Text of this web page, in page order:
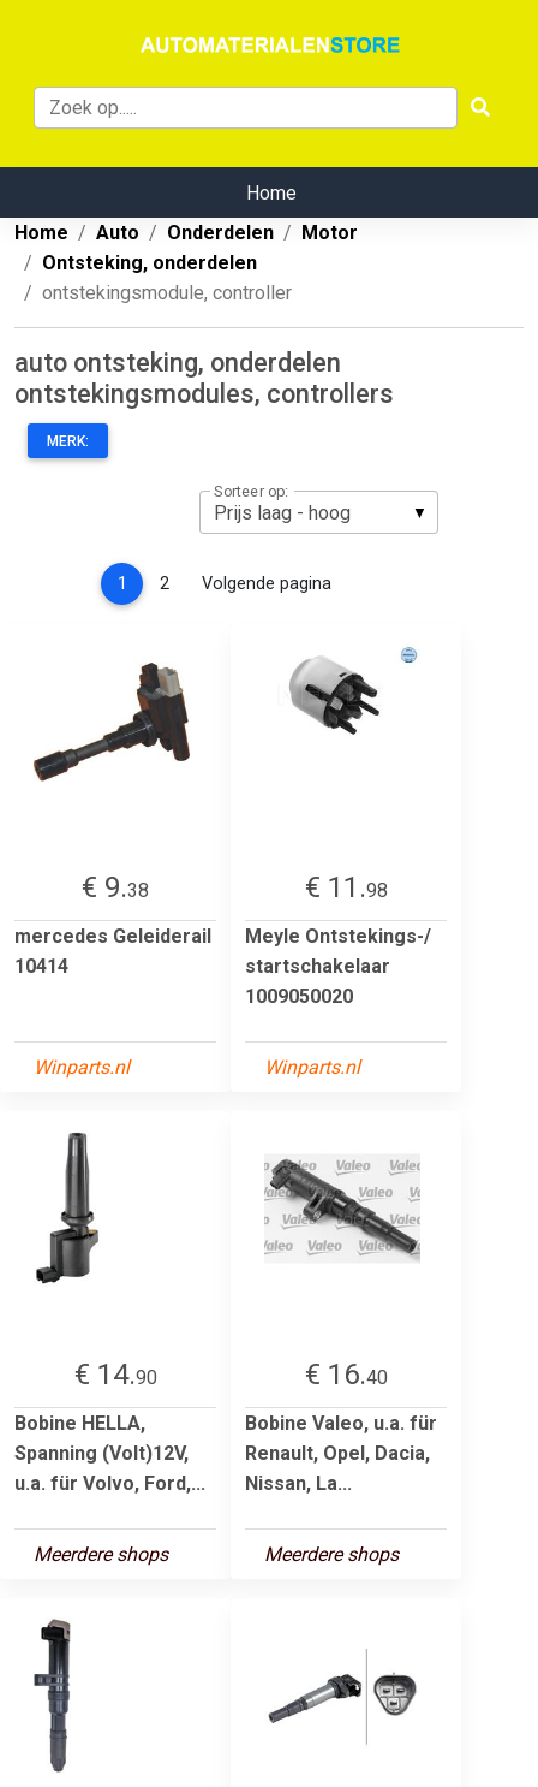
Home
Home
Auto Onderdelen
Motor
Ontsteking, onderdelen
ontstekingsmodule, controller
auto ontsteking, onderdelen
ontstekingsmodules, controllers
MERK:
Sorteer op:
1 (current)
2 Volgende pagina
€ 9.38
mercedes Geleiderail
10414
Winparts.nl
€ 11.98
Meyle Ontstekings-/
startschakelaar
1009050020
Winparts.nl
€ 14.90
Bobine HELLA,
Spanning (Volt)12V,
u.a. für Volvo, Ford,...
Meerdere shops
€ 16.40
Bobine Valeo, u.a. für
Renault, Opel, Dacia,
Nissan, La...
Meerdere shops